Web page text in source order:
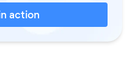
action